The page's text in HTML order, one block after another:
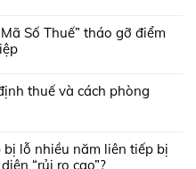
Số Thuế” tháo gỡ điểm
thuế và cách phòng
lỗ nhiều năm liên tiếp bị
“rủi ro cao”?